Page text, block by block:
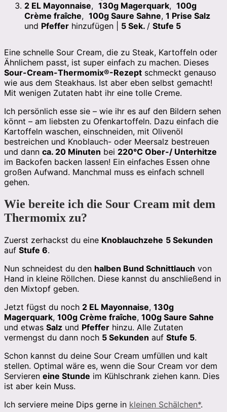
2 EL Mayonnaise, 130g Magerquark, 100g
Crème fraîche, 100g Saure Sahne, 1 Prise Salz
und Pfeffer hinzufügen | 5 Sek. / Stufe 5
Eine schnelle Sour Cream, die zu Steak, Kartoffeln oder
Ähnlichem passt, ist super einfach zu machen. Dieses
Sour-Cream-Thermomix®-Rezept schmeckt genauso
wie aus dem Steakhaus. Ist aber eben selbst gemacht!
Mit wenigen Zutaten habt ihr eine tolle Creme.
Ich persönlich esse sie – wie ihr es auf den Bildern sehen
könnt – am liebsten zu Ofenkartoffeln. Dazu einfach die
Kartoffeln waschen, einschneiden, mit Olivenöl
bestreichen und Knoblauch- oder Meersalz bestreuen
und dann ca. 20 Minuten bei 220°C Ober-/ Unterhitze
im Backofen backen lassen! Ein einfaches Essen ohne
großen Aufwand. Manchmal muss es einfach schnell
gehen.
Wie bereite ich die Sour Cream mit dem
Thermomix zu?
Zuerst zerhackst du eine Knoblauchzehe 5 Sekunden
auf Stufe 6.
Nun schneidest du den halben Bund Schnittlauch von
Hand in kleine Röllchen. Diese kannst du anschließend in
den Mixtopf geben.
Jetzt fügst du noch 2 EL Mayonnaise, 130g
Magerquark, 100g Crème fraîche, 100g Saure Sahne
und etwas Salz und Pfeffer hinzu. Alle Zutaten
vermengst du dann noch 5 Sekunden auf Stufe 5.
Schon kannst du deine Sour Cream umfüllen und kalt
stellen. Optimal wäre es, wenn die Sour Cream vor dem
Servieren eine Stunde im Kühlschrank ziehen kann. Dies
ist aber kein Muss.
Ich serviere meine Dips gerne in kleinen Schälchen*.